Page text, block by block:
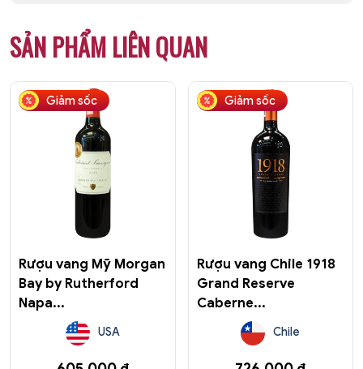
SẢN PHẨM LIÊN QUAN
Giảm sốc
Rượu vang Mỹ Morgan
Bay by Rutherford
Napa...
USA
Giảm sốc
Rượu vang Chile 1918
Grand Reserve
Caberne...
Chile